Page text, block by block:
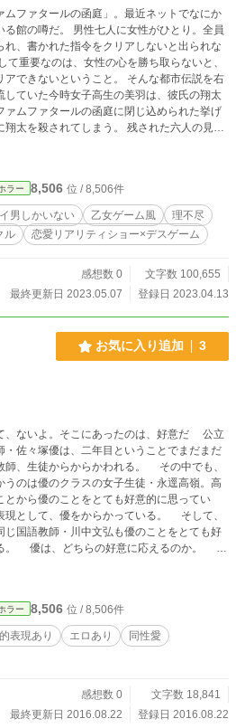
ムファタールの函庭」。最近ネットでなにか
る館の噂だ。 男性七人に女性がひとり。全員
れ、書かれた指令をクリアしないと出られな
て重要なのは、女性の心を勝ち取らないと、
いということ。 そんな都市伝説を右
していた今時女子高生の美羽は、彼氏の翔太
ァムファタールの函庭に閉じ込められた挙げ
されてしまう。 残された六人の見知
に閉じ込められた美羽に課せられた指令は──
刺客を探し出すこと。 誰が味方か。誰
すことは不可能、七日間以内に指令をクリア
。 美羽はファムファタールとなってゲームを
きるのか、はたまた誰かに利用されてしまう
反社会描写があります。それらを増長推奨す
ラー 8,506 位 / 8,506件
男しかいない 乙女ゲーム風
理不尽
ル 恋愛リアリティショー×デスゲーム
感想数 0
文字数 100,655
最終更新日 2023.05.07
登録日 2023.04.13
お気に入り追加 3
いよ。そこにあったのは、好意だ 公立
・佐々塚優は、二年目ということでまだまだ
師、生徒からからかわれる。 その中でも、
うのは優のクラスの女子生徒・永逕高嶺。高
とから優のことをとても好意的に思ってい
現として、優をからかっている。 そして、
じ国語教師・川中文弘も優のことをとても好
か。 そ
た男女の恋愛劇が、
ラー 8,506 位 / 8,506件
表現あり エロあり
同性愛
感想数 0
文字数 18,841
最終更新日 2016.08.22
登録日 2016.08.22